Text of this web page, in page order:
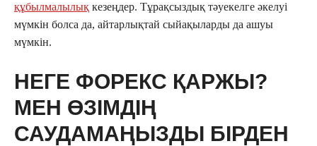
құбылмалылық кезеңдер. Тұрақсыздық тәуекелге әкелуі
мүмкін болса да, айтарлықтай сыйақыларды да ашуы
мүмкін.
НЕГЕ ФОРЕКС ҚАРЖЫ?
МЕН ӨЗІМДІҢ
САУДАМАҢЫЗДЫ БІРДЕН